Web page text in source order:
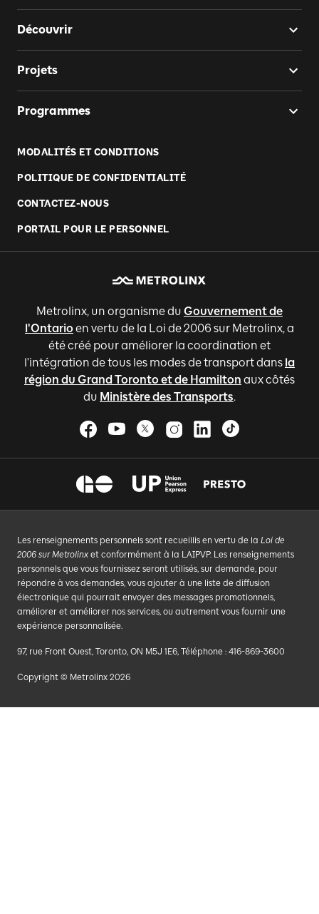
Découvrir
Projets
Programmes
MODALITÉS ET CONDITIONS
POLITIQUE DE CONFIDENTIALITÉ
CONTACTEZ-NOUS
PORTAIL POUR LE PERSONNEL
Metrolinx, un organisme du Gouvernement de
l'Ontario en vertu de la Loi de 2006 sur Metrolinx, a
été créé pour améliorer la coordination et
l'intégration de tous les modes de transport dans la
région du Grand Toronto et de Hamilton aux côtés
du Ministère des Transports.
Les renseignements personnels sont recueillis en vertu de la Loi de
2006 sur Metrolinx et conformément à la LAIPVP. Les renseignements
personnels que vous fournissez seront utilisés, sur demande, pour
répondre à vos demandes, vous ajouter à une liste de diffusion
électronique qui pourrait envoyer des messages promotionnels,
améliorer et améliorer nos services, ou autrement vous fournir une
expérience personnalisée.
97, rue Front Ouest, Toronto, ON M5J 1E6, Téléphone : 416-869-3600
Copyright © Metrolinx 2026